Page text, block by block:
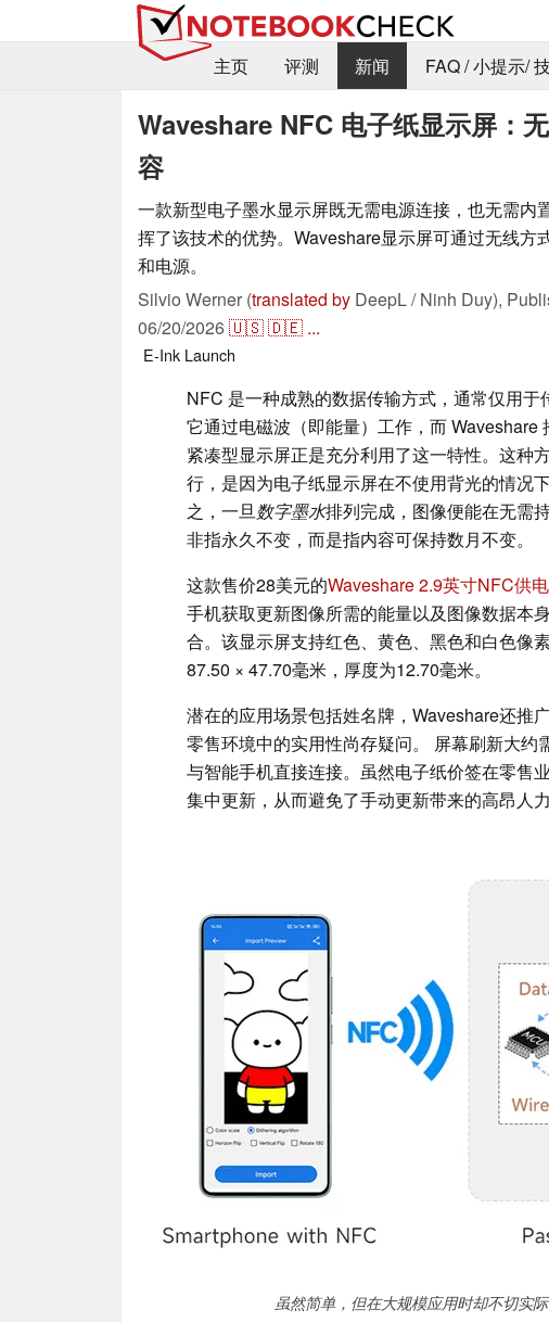
主页
评测 新闻 FAQ / 小提示/
Waveshare NFC 电子纸显示屏：
容
一款新型电子墨水显示屏既无需电源连接，也无需内
挥了该技术的优势。Waveshare显示屏可通过无线方
和电源。
Silvio Werner (translated by DeepL / Ninh Duy),
06/20/2026🇺🇸🇩🇪 ...
E-Ink Launch
NFC 是一种成熟的数据传输方式，通常仅用于
它通过电磁波（即能量）工作，而 Waveshare
紧凑型显示屏正是充分利用了这一特性。这种
行，是因为电子纸显示屏在不使用背光的情况
之，一旦数字墨水排列完成，图像便能在无需
非指永久不变，而是指内容可保持数月不变。
这款售价28美元的Waveshare 2.9英寸NFC供
手机获取更新图像所需的能量以及图像数据本
合。该显示屏支持红色、黄色、黑色和白色像
87.50 × 47.70毫米，厚度为12.70毫米。
潜在的应用场景包括姓名牌，Waveshare还推
零售环境中的实用性尚存疑问。 屏幕刷新大
与智能手机直接连接。虽然电子纸价签在零售
集中更新，从而避免了手动更新带来的高昂人力
虽然简单，但在大规模应用时却不切实